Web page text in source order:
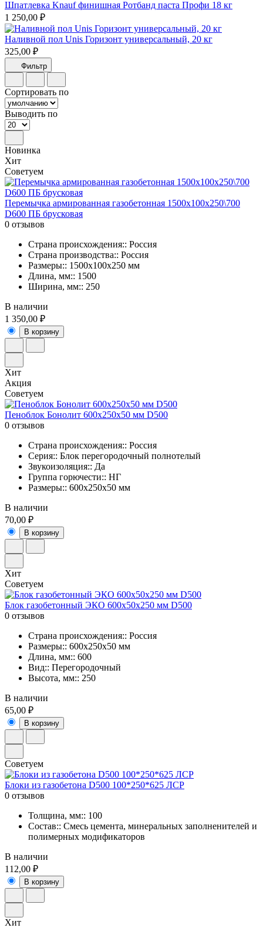
Шпатлевка Knauf финишная Ротбанд паста Профи 18 кг
1 250,00 ₽
Наливной пол Unis Горизонт универсальный, 20 кг
325,00 ₽
Фильтр
Сортировать по
Выводить по
Новинка
Хит
Советуем
Перемычка армированная газобетонная 1500х100х250\700
D600 ПБ брусковая
0 отзывов
Страна происхождения:: Россия
Страна производства:: Россия
Размеры:: 1500x100x250 мм
Длина, мм:: 1500
Ширина, мм:: 250
В наличии
1 350,00 ₽
В корзину
Хит
Акция
Советуем
Пеноблок Бонолит 600х250х50 мм D500
0 отзывов
Страна происхождения:: Россия
Серия:: Блок перегородочный полнотелый
Звукоизоляция:: Да
Группа горючести:: НГ
Размеры:: 600x250x50 мм
В наличии
70,00 ₽
В корзину
Хит
Советуем
Блок газобетонный ЭКО 600x50x250 мм D500
0 отзывов
Страна происхождения:: Россия
Размеры:: 600x250x50 мм
Длина, мм:: 600
Вид:: Перегородочный
Высота, мм:: 250
В наличии
65,00 ₽
В корзину
Советуем
Блоки из газобетона D500 100*250*625 ЛСР
0 отзывов
Толщина, мм:: 100
Состав:: Смесь цемента, минеральных заполненителей и
полимерных модификаторов
В наличии
112,00 ₽
В корзину
Хит